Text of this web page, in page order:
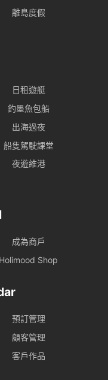
離島度假
日租遊艇
釣墨魚包船
出海過夜
船隻駕駛課堂
夜遊維港
成為商戶
Holimood Shop
預訂管理
顧客管理
客戶作品